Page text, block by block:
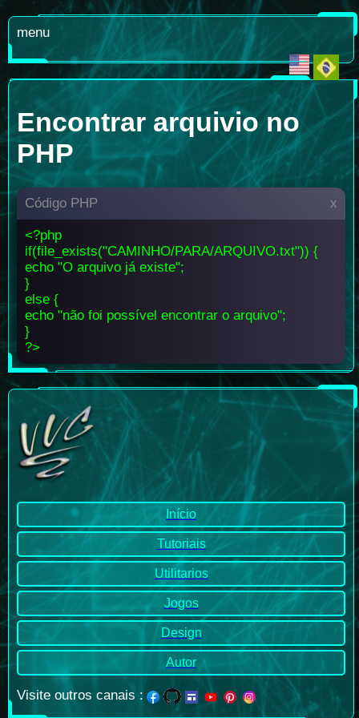
menu
Encontrar arquivio no
PHP
Código PHP x
<?php
if(file_exists("CAMINHO/PARA/ARQUIVO.txt")) {
echo "O arquivo já existe";
}
else {
echo "não foi possível encontrar o arquivo";
}
?>
Início
Tutoriais
Utilitarios
Jogos
Design
Autor
Visite outros canais :